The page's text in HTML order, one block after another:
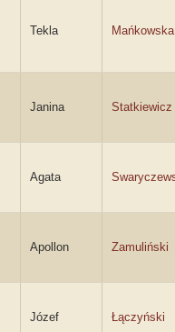
Tekla Mańkowska
Janina Statkiewicz
Agata
Apollon Zamuliński
Józef Łączyński